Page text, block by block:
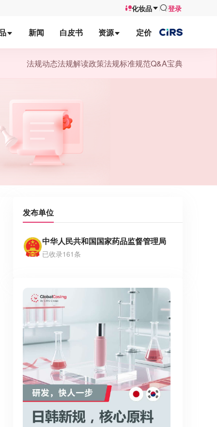
化妆品 登录
新闻 白皮书 资源 定价
法规动态法规解读政策法规标准规范Q&A宝典
发布单位
中华人民共和国国家药品监督管理局
已收录161条